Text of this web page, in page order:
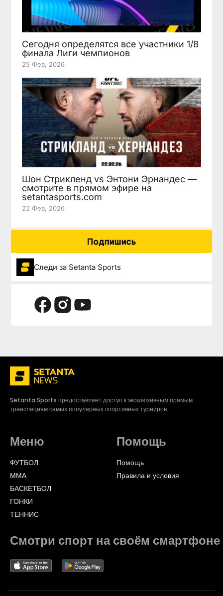
Сегодня определятся все участники 1/8
финала Лиги чемпионов
25 Фев, 2026
Шон Стрикленд vs Энтони Эрнандес —
смотрите в прямом эфире на
setantasports.com
22 Фев, 2026
Подпишись
Следи за Setanta Sports
Setanta Sports предоставляет доступ к эксклюзивным прямым
трансляциям самых популярных спортивных турниров.
Меню
ФУТБОЛ
ММА
БАСКЕТБОЛ
ГОНКИ
ТЕННИС
Помощь
Помощь
Правила и условия
Смотри спорт на своём смартфоне